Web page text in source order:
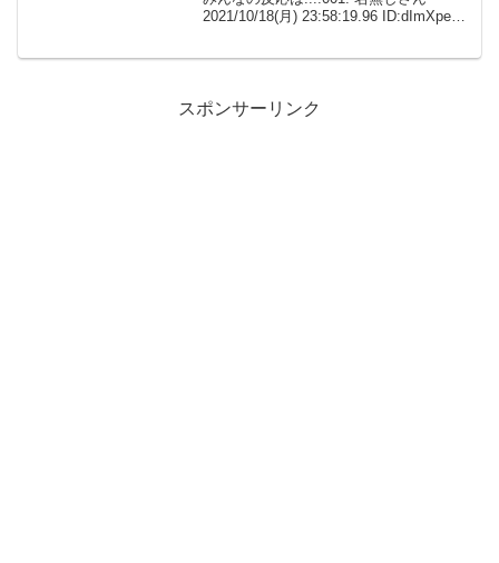
2021/10/18(月) 23:58:19.96 ID:dImXpeXf0
スポンサーリンク